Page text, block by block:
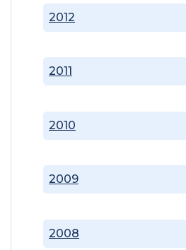
2008
2009
2010
2011
2012